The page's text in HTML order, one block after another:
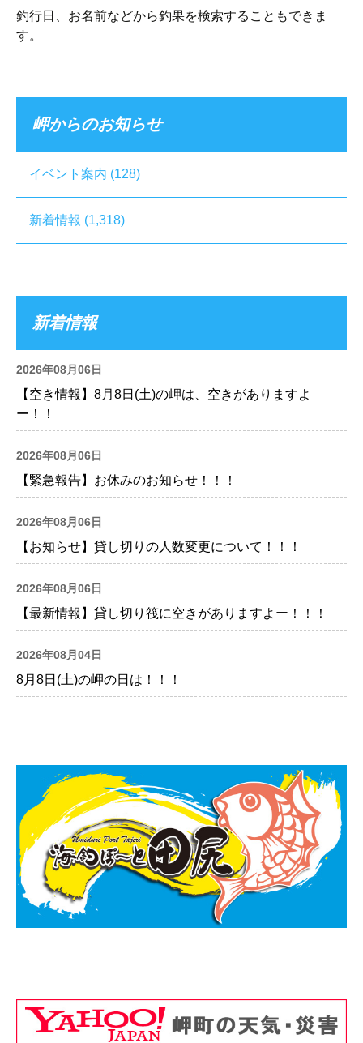
釣行日、お名前などから釣果を検索することもできま
す。
岬からのお知らせ
イベント案内 (128)
新着情報 (1,318)
新着情報
2026年08月06日
【空き情報】8月8日(土)の岬は、空きがありますよ
ー！！
2026年08月06日
【緊急報告】お休みのお知らせ！！！
2026年08月06日
【お知らせ】貸し切りの人数変更について！！！
2026年08月06日
【最新情報】貸し切り筏に空きがありますよー！！！
2026年08月04日
8月8日(土)の岬の日は！！！